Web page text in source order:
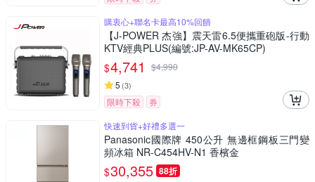
購衷心+聯名卡最高10%回饋
【J-POWER 杰強】震天雷6.5便攜重砲版-行動
KTV經典PLUS(編號:JP-AV-MK65CP)
$4,741 $4,990
5 (3)
限時下殺
券
快速到貨+好禮多選一
Panasonic國際牌 450公升 無邊框鋼板三門變
頻冰箱 NR-C454HV-N1 香檳金
$30,355 88折